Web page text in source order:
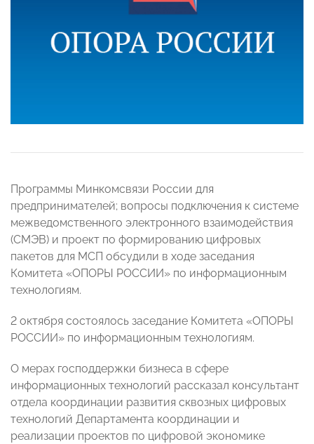
Программы Минкомсвязи России для
предпринимателей; вопросы подключения к системе
межведомственного электронного взаимодействия
(СМЭВ) и проект по формированию цифровых
пакетов для МСП обсудили в ходе заседания
Комитета «ОПОРЫ РОССИИ» по информационным
технологиям.
2 октября состоялось заседание Комитета «ОПОРЫ
РОССИИ» по информационным технологиям.
О мерах господдержки бизнеса в сфере
информационных технологий рассказал консультант
отдела координации развития сквозных цифровых
технологий Департамента координации и
реализации проектов по цифровой экономике